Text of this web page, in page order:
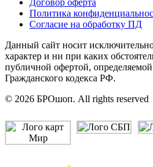
Договор оферта
Политика
Согласие на обработку ПД
Данный сайт носит
характер и ни при каких
публичной офертой,
Гражданского кодекса РФ.
© 2026 БРОшоп. All rights reserved